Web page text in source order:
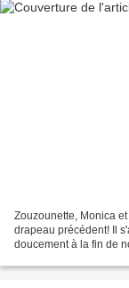
Zouzounette, Monica
drapeau précédent! Il
doucement à la fin de